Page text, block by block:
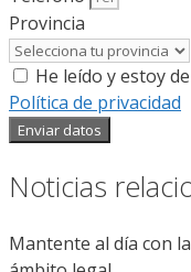
Provincia
He leído y estoy
Política de privacidad
Enviar datos
Noticias
Mantente al día con